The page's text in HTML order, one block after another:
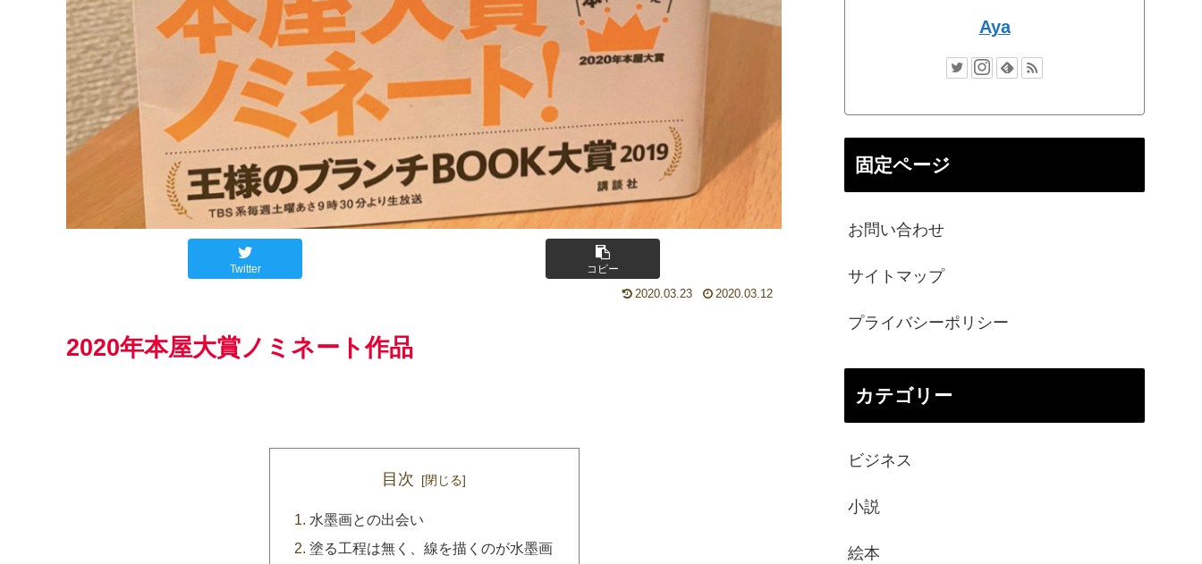
Twitter コピー
2020.03.23 2020.03.12
2020年本屋大賞ノミネート作品
目次
水墨画との出会い
塗る工程は無く、線を描くのが水墨画
Aya
固定ページ
お問い合わせ
サイトマップ
プライバシーポリシー
カテゴリー
ビジネス
小説
絵本